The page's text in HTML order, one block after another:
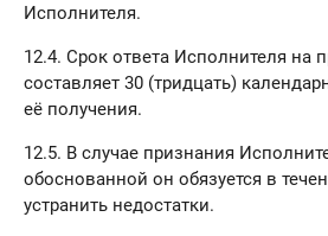
Исполнителя.
12.4. Срок ответа Исполнителя на
составляет 30 (тридцать)
её получения.
12.5. В случае признания
обоснованной он обязуется в
устранить недостатки.